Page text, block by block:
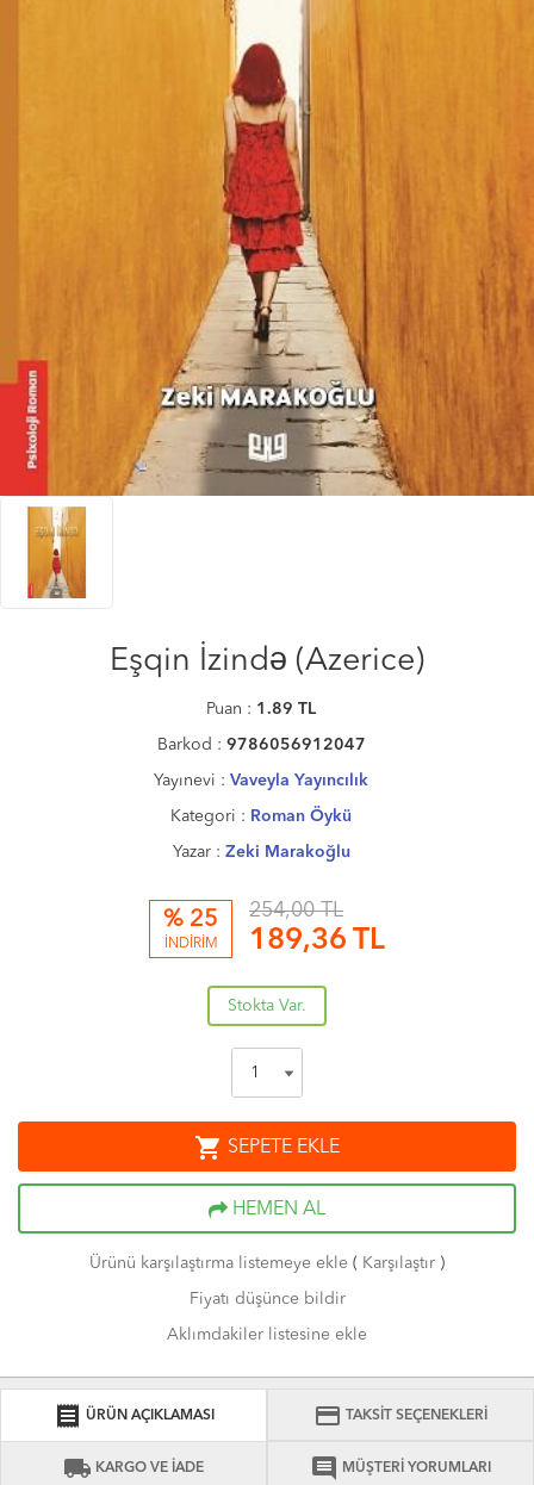
Eşqin İzində (Azerice)
Puan : 1.89 TL
Barkod : 9786056912047
Yayınevi : Vaveyla Yayıncılık
Kategori : Roman Öykü
Yazar : Zeki Marakoğlu
% 25
İNDİRİM
254,00 TL
189,36 TL
Stokta Var.
shopping_cart SEPETE EKLE
HEMEN AL
Ürünü karşılaştırma listemeye ekle ( Karşılaştır )
Fiyatı düşünce bildir
Aklımdakiler listesine ekle
receipt ÜRÜN AÇIKLAMASI credit_card TAKSİT SEÇENEKLERİ
local_shipping KARGO VE İADE comment MÜŞTERİ YORUMLARI